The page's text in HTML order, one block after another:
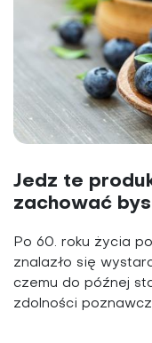
Jedz te
zachować
Po 60. roku życia
znalazło się
czemu do późnej
zdolności